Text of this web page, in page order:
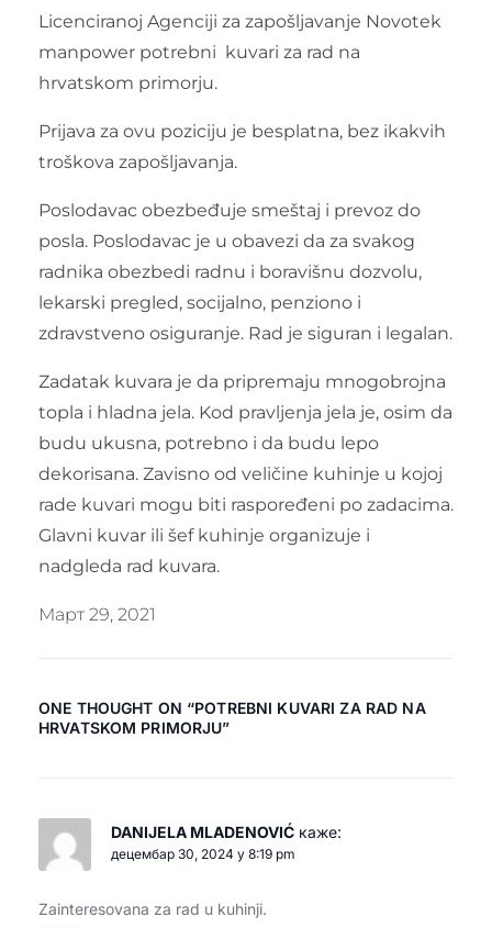
Licenciranoj Agenciji za zapošljavanje Novotek
manpower potrebni kuvari za rad na
hrvatskom primorju.
Prijava za ovu poziciju je besplatna, bez ikakvih
troškova zapošljavanja.
Poslodavac obezbeđuje smeštaj i prevoz do
posla. Poslodavac je u obavezi da za svakog
radnika obezbedi radnu i boravišnu dozvolu,
lekarski pregled, socijalno, penziono i
zdravstveno osiguranje. Rad je siguran i legalan.
Zadatak kuvara je da pripremaju mnogobrojna
topla i hladna jela. Kod pravljenja jela je, osim da
budu ukusna, potrebno i da budu lepo
dekorisana. Zavisno od veličine kuhinje u kojoj
rade kuvari mogu biti raspoređeni po zadacima.
Glavni kuvar ili šef kuhinje organizuje i
nadgleda rad kuvara.
Март 29, 2021
ONE THOUGHT ON “POTREBNI KUVARI ZA RAD NA
HRVATSKOM PRIMORJU”
DANIJELA MLADENOVIĆ каже:
децембар 30, 2024 у 8:19 pm
Zainteresovana za rad u kuhinji.